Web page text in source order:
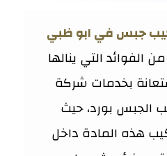
جبس في ابو ظبي
الفوائد التي ينالها
بخدمات شركة
الجبس بورد، حيث
هذه المادة داخل